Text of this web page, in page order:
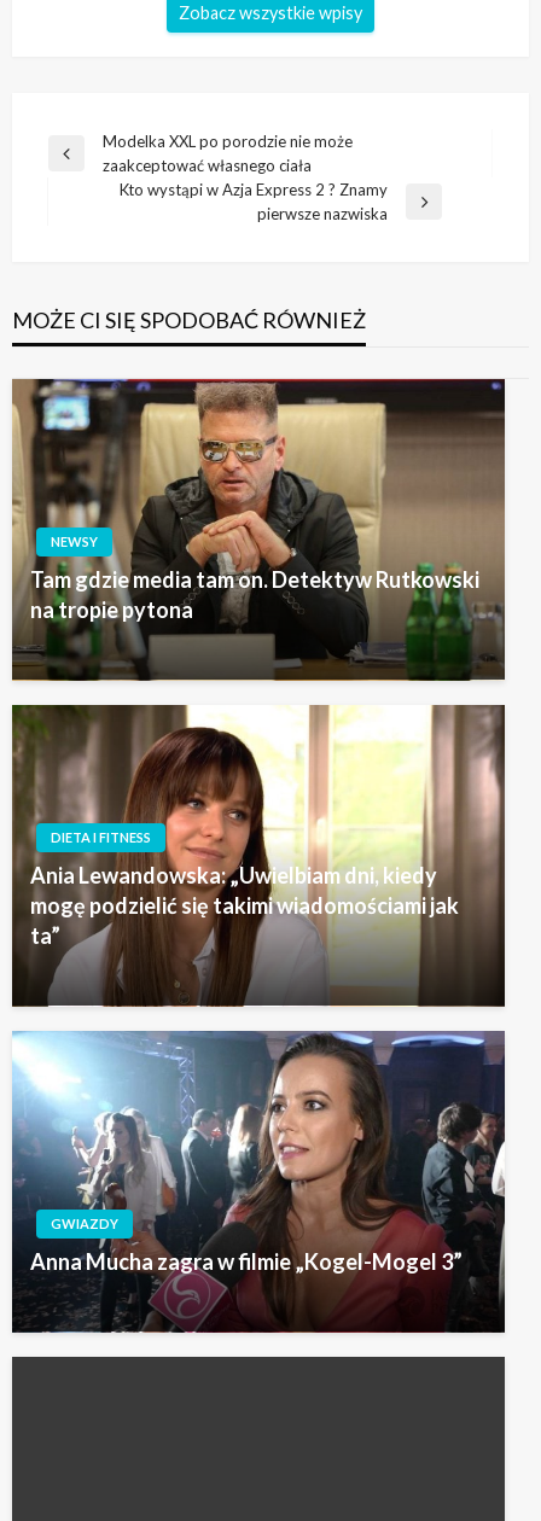
Zobacz wszystkie wpisy
Nawigacja
wpisu
Poprzedni
Modelka XXL po porodzie nie może
zaakceptować własnego ciała
Kto wystąpi w Azja Express 2 ? Znamy
pierwsze nazwiska
MOŻE CI SIĘ SPODOBAĆ RÓWNIEŻ
NEWSY
Tam gdzie media tam on. Detektyw Rutkowski
na tropie pytona
DIETA I FITNESS
Ania Lewandowska: „Uwielbiam dni, kiedy
mogę podzielić się takimi wiadomościami jak
ta”
GWIAZDY
Anna Mucha zagra w filmie „Kogel-Mogel 3”